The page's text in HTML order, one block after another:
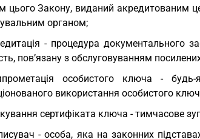
цього Закону, виданий акредитованим
органом;
- процедура документального
пов’язану з обслуговуванням
особистого ключа -
використання особистого
сертифіката ключа - тимчасове
- особа, яка на законних